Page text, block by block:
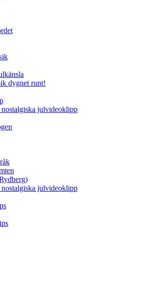
dygnet runt!
julvideoklipp
julvideoklipp